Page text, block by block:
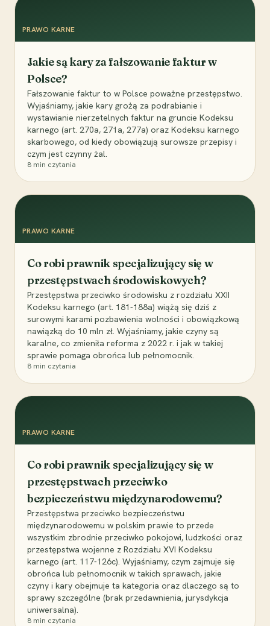
PRAWO KARNE
Jakie są kary za fałszowanie faktur w
Polsce?
Fałszowanie faktur to w Polsce poważne przestępstwo.
Wyjaśniamy, jakie kary grożą za podrabianie i
wystawianie nierzetelnych faktur na gruncie Kodeksu
karnego (art. 270a, 271a, 277a) oraz Kodeksu karnego
skarbowego, od kiedy obowiązują surowsze przepisy i
czym jest czynny żal.
8 min czytania
PRAWO KARNE
Co robi prawnik specjalizujący się w
przestępstwach środowiskowych?
Przestępstwa przeciwko środowisku z rozdziału XXII
Kodeksu karnego (art. 181-188a) wiążą się dziś z
surowymi karami pozbawienia wolności i obowiązkową
nawiązką do 10 mln zł. Wyjaśniamy, jakie czyny są
karalne, co zmieniła reforma z 2022 r. i jak w takiej
sprawie pomaga obrońca lub pełnomocnik.
8 min czytania
PRAWO KARNE
Co robi prawnik specjalizujący się w
przestępstwach przeciwko
bezpieczeństwu międzynarodowemu?
Przestępstwa przeciwko bezpieczeństwu
międzynarodowemu w polskim prawie to przede
wszystkim zbrodnie przeciwko pokojowi, ludzkości oraz
przestępstwa wojenne z Rozdziału XVI Kodeksu
karnego (art. 117-126c). Wyjaśniamy, czym zajmuje się
obrońca lub pełnomocnik w takich sprawach, jakie
czyny i kary obejmuje ta kategoria oraz dlaczego są to
sprawy szczególne (brak przedawnienia, jurysdykcja
uniwersalna).
8 min czytania